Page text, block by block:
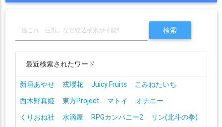
最近検索されたワード
新垣あやせ 戎瓔花 Juicy Fruits
こみねたいち
西木野真姫
東方Project マトイ
オナニー
くりおね社
水滴屋 RPGカンパニー2
リン(北斗の拳)